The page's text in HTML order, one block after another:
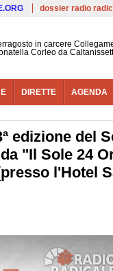
Salta al
dossier radio
in carcere
Corleo da
DIRETTE AGENDA
edizione del
"Il Sole 24
l'Hotel